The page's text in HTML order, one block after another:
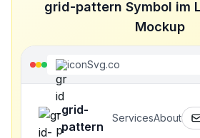
grid-pattern Symbol im
Mockup
iconSvg.co
grid-
pattern
ServicesAbout